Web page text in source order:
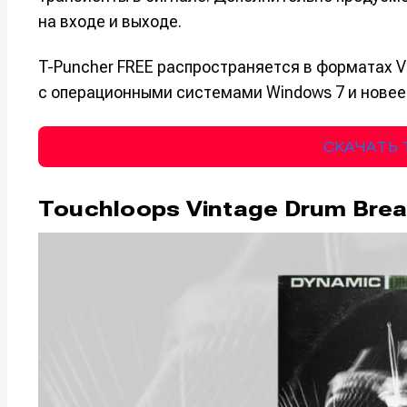
Нажимая на
Нажимая на
Нажимая на
Нажимая на
на входе и выходе.
T-Puncher FREE распространяется в форматах
с операционными системами Windows 7 и
СКАЧАТЬ
Touchloops Vintage Drum